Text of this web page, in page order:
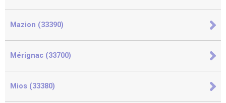
Mazion (33390)
Mérignac (33700)
Mios (33380)